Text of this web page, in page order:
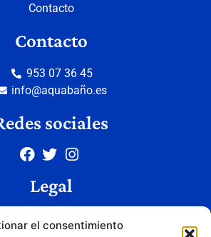
el consentimiento
Contacto
Contacto
953 07 36 45
info@aquabaño.es
sociales
Legal